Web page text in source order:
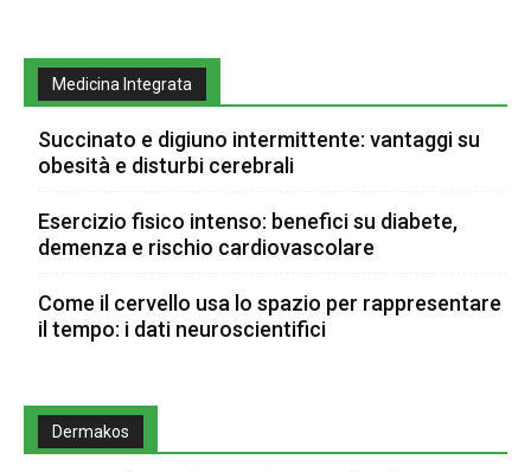
Medicina Integrata
Succinato e digiuno intermittente: vantaggi su
obesità e disturbi cerebrali
Esercizio fisico intenso: benefici su diabete,
demenza e rischio cardiovascolare
Come il cervello usa lo spazio per rappresentare
il tempo: i dati neuroscientifici
Dermakos